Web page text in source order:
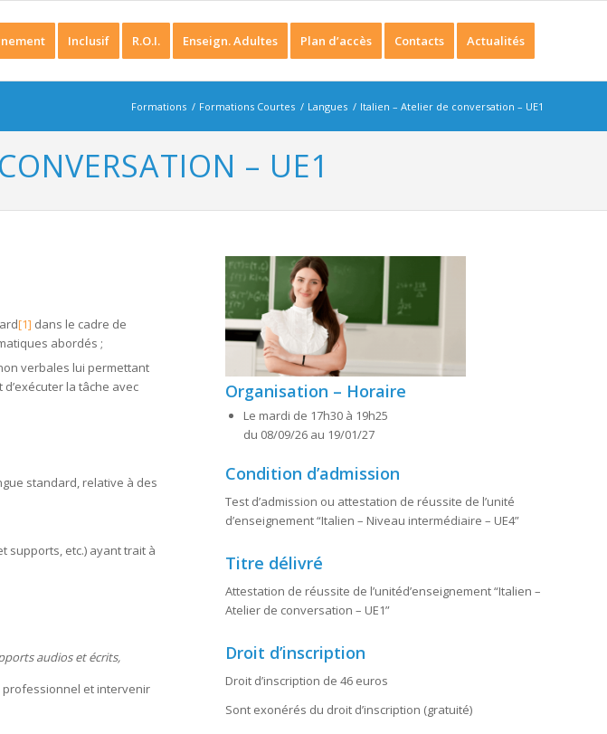
Inclusif R.O.I. Enseign. Adultes Plan d’accès Contacts Actualités
Formations / Formations Courtes / Langues / Italien – Atelier de conversation – UE1
– UE1
[1] dans le cadre de
abordés ;
verbales lui permettant
la tâche avec
standard, relative à des
supports, etc.) ayant trait à
audios et écrits,
professionnel et intervenir
Organisation – Horaire
Le mardi de 17h30 à 19h25
du 08/09/26 au 19/01/27
Condition d’admission
Test d’admission ou attestation de réussite de l’unité
d’enseignement “Italien – Niveau intermédiaire – UE4”
Titre délivré
Attestation de réussite de l’unitéd’enseignement “Italien –
Atelier de conversation – UE1”
Droit d’inscription
Droit d’inscription de 46 euros
Sont exonérés du droit d’inscription (gratuité)